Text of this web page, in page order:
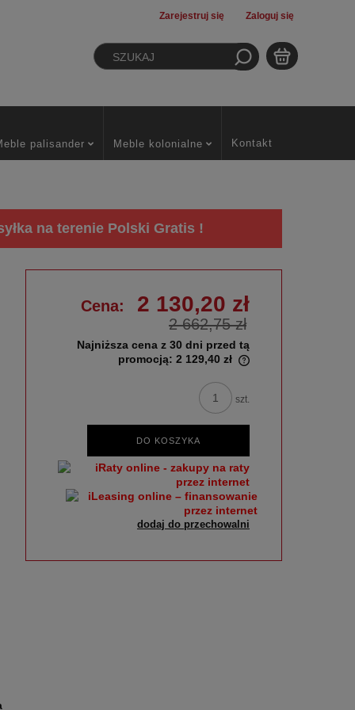
Zarejestruj się Zaloguj się
palisander Meble kolonialne Kontakt
na terenie Polski Gratis !
Cena: 2 130,20 zł
2 662,75 zł
Najniższa cena z 30 dni przed tą
promocją: 2 129,40 zł
szt.
DO KOSZYKA
dodaj do przechowalni